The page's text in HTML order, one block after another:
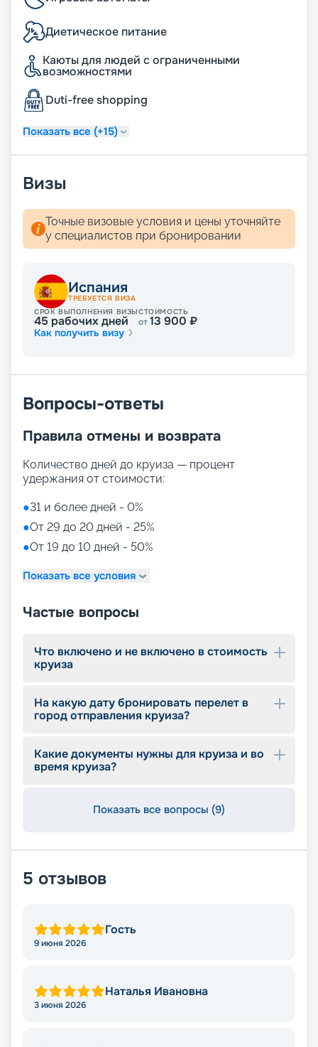
развлекательными программами на любой вкус.
Детские мероприятия, музыкальные и
театрализованные представления, дискотеки –
найдется всё!
Как купить путевку
Подробное описание маршрутов, фото лайнера,
расписание круизов и цены на сезон 2026 - 2027
компании «Круиз.онлайн» можно не выходя из
Диетическое питание
Каюты для людей с ограниченными
возможностями
Duti-free shopping
Показать все (+15)
Визы
Точные визовые условия и цены уточняйте
у специалистов при бронировании
Испания
ТРЕБУЕТСЯ ВИЗА
СРОК ВЫПОЛНЕНИЯ ВИЗЫ
45 рабочих дней
СТОИМОСТЬ
от13 900 ₽
Как получить визу
Вопросы-ответы
Правила отмены и возврата
Количество дней до круиза — процент
удержания от стоимости:
●31 и более дней - 0%
●От 29 до 20 дней - 25%
●От 19 до 10 дней - 50%
Показать все условия
Частые вопросы
Что включено и не включено в стоимость
круиза
На какую дату бронировать перелет в
город отправления круиза?
Какие документы нужны для круиза и во
время круиза?
Показать все вопросы (9)
5 отзывов
Гость
9 июня 2026
Наталья Ивановна
3 июня 2026